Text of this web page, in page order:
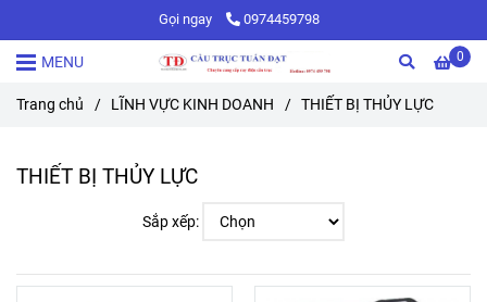
Gọi ngay 0974459798
0
MENU
Trang chủ / LĨNH VỰC KINH DOANH / THIẾT BỊ THỦY LỰC
THIẾT BỊ THỦY LỰC
Sắp xếp: